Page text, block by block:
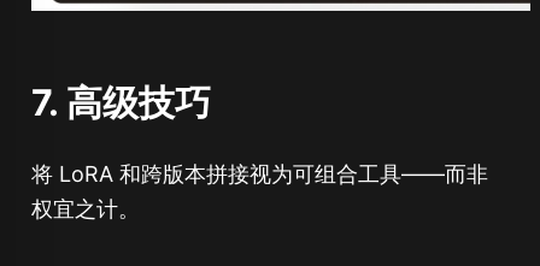
7. 高级技巧
将 LoRA 和跨版本拼接视为可组合工具——而非
权宜之计。